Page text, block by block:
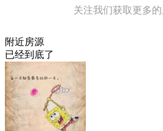
关注我们获取更多
附近房源
已经到底了